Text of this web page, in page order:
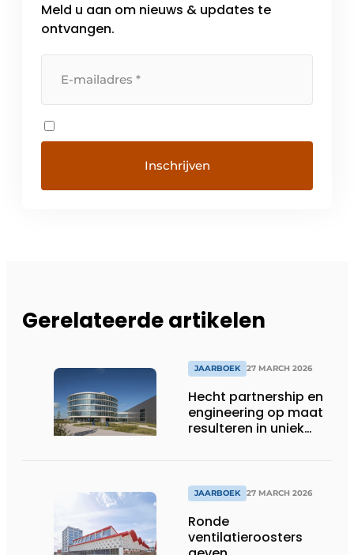
Meld u aan om nieuws & updates te
ontvangen.
Gerelateerde artikelen
JAARBOEK 27 MARCH 2026
Hecht partnership en
engineering op maat
resulteren in uniek
JAARBOEK 27 MARCH 2026
Ronde
ventilatieroosters